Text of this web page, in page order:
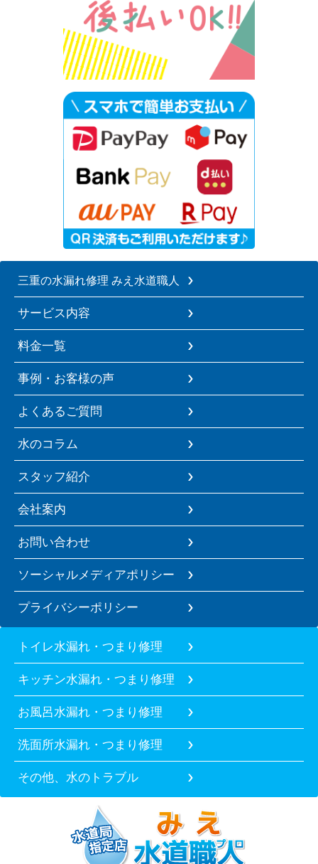
三重の水漏れ修理 みえ水道職人
サービス内容
料金一覧
事例・お客様の声
よくあるご質問
水のコラム
スタッフ紹介
会社案内
お問い合わせ
ソーシャルメディアポリシー
プライバシーポリシー
トイレ水漏れ・つまり修理
キッチン水漏れ・つまり修理
お風呂水漏れ・つまり修理
洗面所水漏れ・つまり修理
その他、水のトラブル